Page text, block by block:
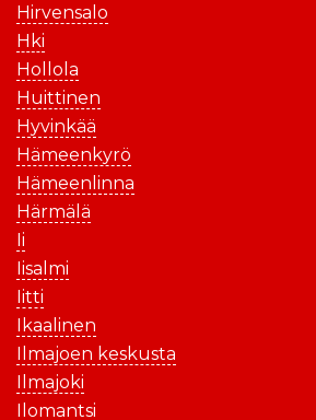
Hirvensalo
Hki
Hollola
Huittinen
Hyvinkää
Hämeenkyrö
Hämeenlinna
Härmälä
Ii
Iisalmi
Iitti
Ikaalinen
Ilmajoen keskusta
Ilmajoki
Ilomantsi